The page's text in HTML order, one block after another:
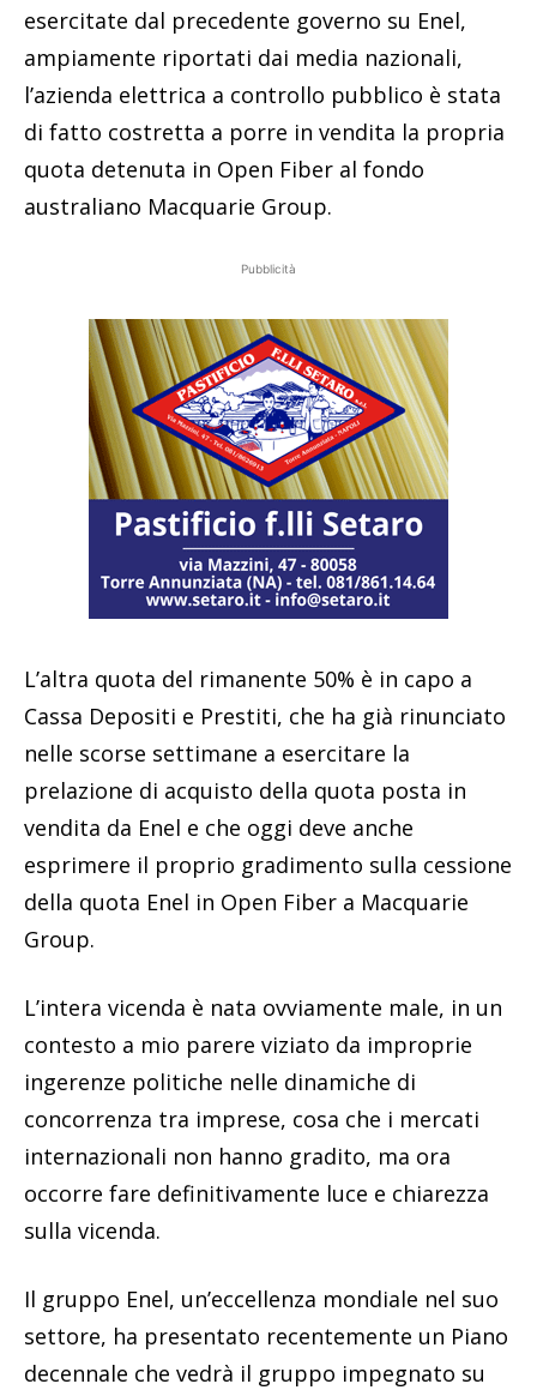
esercitate dal precedente governo su Enel,
ampiamente riportati dai media nazionali,
l’azienda elettrica a controllo pubblico è stata
di fatto costretta a porre in vendita la propria
quota detenuta in Open Fiber al fondo
australiano Macquarie Group.
Pubblicità
L’altra quota del rimanente 50% è in capo a
Cassa Depositi e Prestiti, che ha già rinunciato
nelle scorse settimane a esercitare la
prelazione di acquisto della quota posta in
vendita da Enel e che oggi deve anche
esprimere il proprio gradimento sulla cessione
della quota Enel in Open Fiber a Macquarie
Group.
L’intera vicenda è nata ovviamente male, in un
contesto a mio parere viziato da improprie
ingerenze politiche nelle dinamiche di
concorrenza tra imprese, cosa che i mercati
internazionali non hanno gradito, ma ora
occorre fare definitivamente luce e chiarezza
sulla vicenda.
Il gruppo Enel, un’eccellenza mondiale nel suo
settore, ha presentato recentemente un Piano
decennale che vedrà il gruppo impegnato su